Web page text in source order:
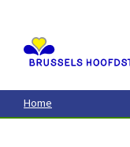
contenu
principal
Home